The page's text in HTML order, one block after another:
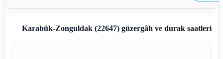
Karabük-Zonguldak (22647)güzergâh ve durak saatleri